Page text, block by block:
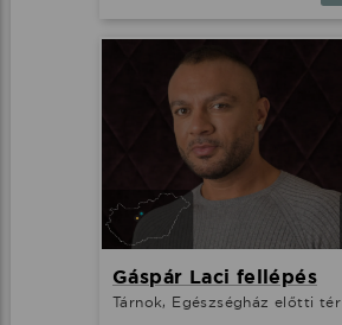
Gáspár Laci fellépés
Tárnok, Egészségház előtti tér